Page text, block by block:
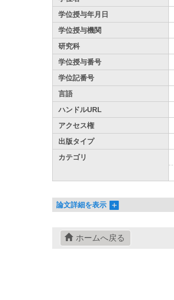
学位授与年月日
学位授与機関
研究科
学位授与番号
学位記番号
言語
ハンドルURL
アクセス権
出版タイプ
カテゴリ
論文詳細を表示
ホームへ戻る